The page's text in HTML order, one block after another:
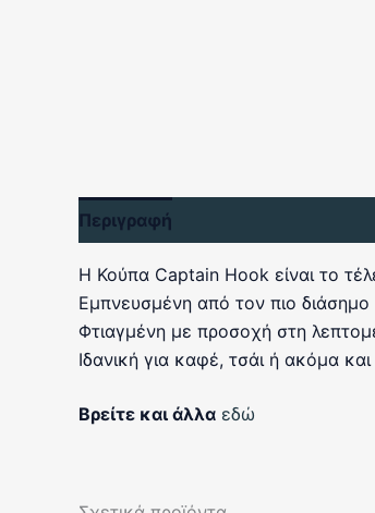
Περιγραφή
Η Κούπα Captain Hook είναι το
Εμπνευσμένη από τον πιο διάσημο
Φτιαγμένη με προσοχή στη
Ιδανική για καφέ, τσάι ή ακόμα
Βρείτε και άλλα εδώ